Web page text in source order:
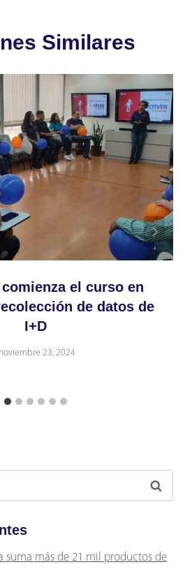
Similares
el curso en
de datos de
I+D
noviembre 23, 2024
suma más de 21 mil productos de